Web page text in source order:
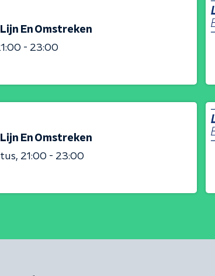
En Omstreken
- 23:00
En Omstreken
21:00 - 23:00